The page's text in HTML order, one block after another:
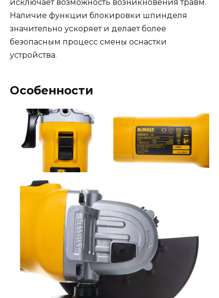
исключает возможность возникновения травм.
Наличие функции блокировки шпинделя
значительно ускоряет и делает более
безопасным процесс смены оснастки
устройства.
Особенности